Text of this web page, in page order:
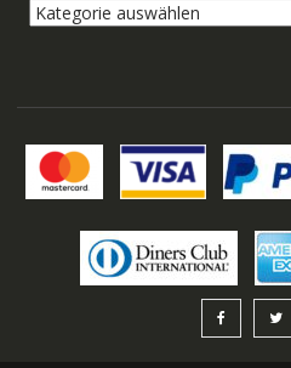
Kategorie